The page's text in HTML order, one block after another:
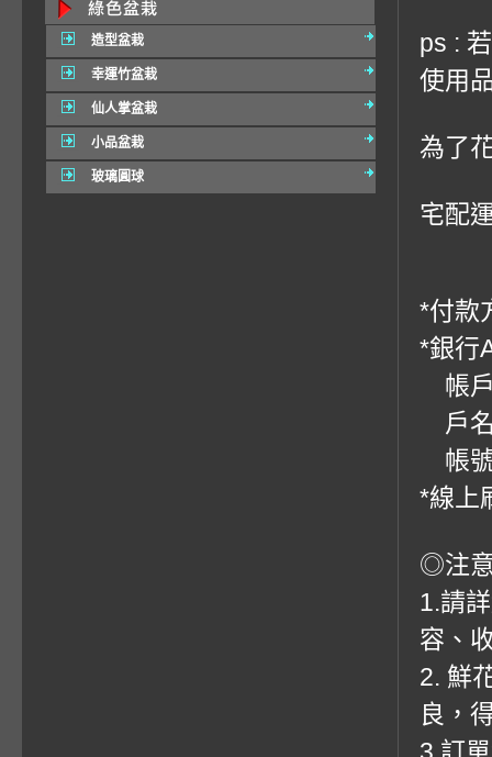
造型盆栽
幸運竹盆栽
仙人掌盆栽
小品盆栽
玻璃圓球
ps :
使用
為了
宅配
*付款
*銀行
帳戶
戶
帳
*線上
◎注
1.請
容、
2. 鮮
良，